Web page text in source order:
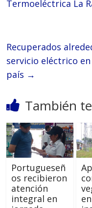
Termoeléctrica La
Recuperados
servicio eléctrico
país →
También
Portugueseñ
os recibieron
atención
integral en
en